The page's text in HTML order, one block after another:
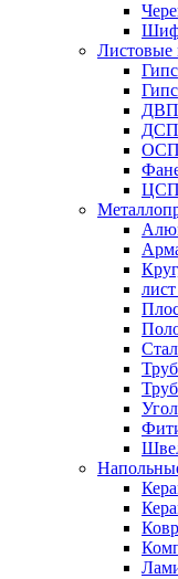
Листовые
ДВП
ДСП
ОСП
ЦСП